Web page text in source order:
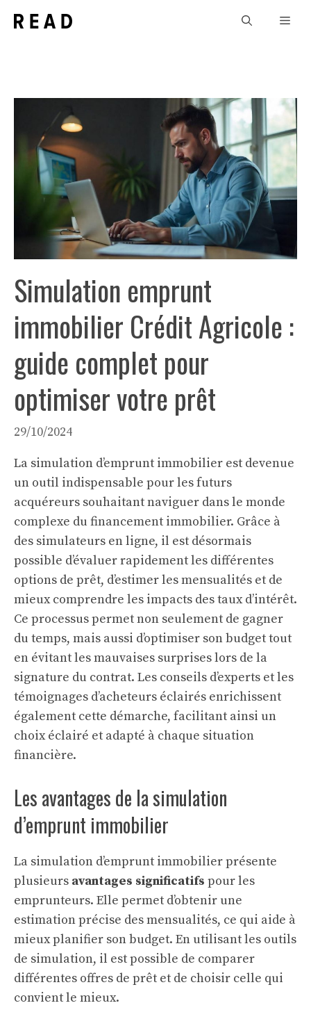
Simulation emprunt
immobilier Crédit Agricole :
guide complet pour
optimiser votre prêt
29/10/2024
La simulation d’emprunt immobilier est devenue
un outil indispensable pour les futurs
acquéreurs souhaitant naviguer dans le monde
complexe du financement immobilier. Grâce à
des simulateurs en ligne, il est désormais
possible d’évaluer rapidement les différentes
options de prêt, d’estimer les mensualités et de
mieux comprendre les impacts des taux d’intérêt.
Ce processus permet non seulement de gagner
du temps, mais aussi d’optimiser son budget tout
en évitant les mauvaises surprises lors de la
signature du contrat. Les conseils d’experts et les
témoignages d’acheteurs éclairés enrichissent
également cette démarche, facilitant ainsi un
choix éclairé et adapté à chaque situation
financière.
Les avantages de la simulation
d’emprunt immobilier
La simulation d’emprunt immobilierprésente
plusieurs avantages significatifs pour les
emprunteurs. Elle permet d’obtenir une
estimation précise des mensualités, ce qui aide à
mieux planifier son budget. En utilisant les outils
de simulation, il est possible de comparer
différentes offres de prêt et de choisir celle qui
convient le mieux.